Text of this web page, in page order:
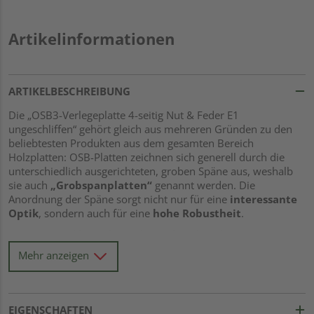
Artikelinformationen
ARTIKELBESCHREIBUNG
Die „OSB3-Verlegeplatte 4-seitig Nut & Feder E1
ungeschliffen“ gehört gleich aus mehreren Gründen zu den
beliebtesten Produkten aus dem gesamten Bereich
Holzplatten: OSB-Platten zeichnen sich generell durch die
unterschiedlich ausgerichteten, groben Späne aus, weshalb
sie auch „Grobspanplatten“ genannt werden. Die
Anordnung der Späne sorgt nicht nur für eine interessante
Optik, sondern auch für eine hohe Robustheit.
Damit ist sie sowohl
auch in Feuchtbereichen
Produkt eineNut-Feder-Verbindung
im Namen enthaltene Bezeichnung „Verlegeplatte“, die wegen
Mehr anzeigen
EIGENSCHAFTEN